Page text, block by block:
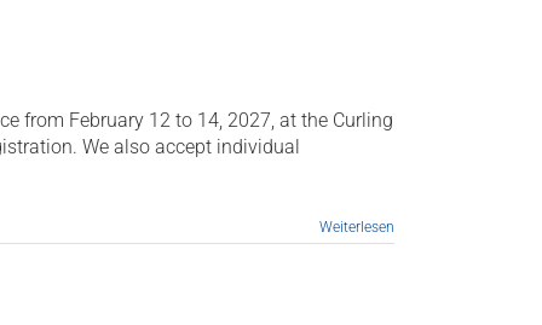
from February 12 to 14, 2027, at the Curling
We also accept individual
Weiterlesen